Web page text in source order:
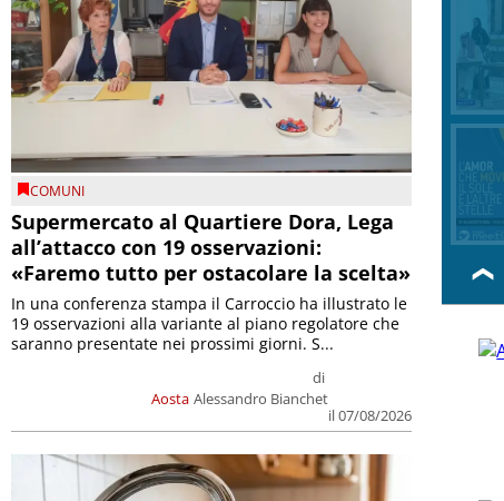
COMUNI
Supermercato al Quartiere Dora, Lega
all’attacco con 19 osservazioni:
«Faremo tutto per ostacolare la scelta»
Aosta
di
Alessandro Bianchet
il 07/08/2026
In una conferenza stampa il Carroccio ha illustrato le
19 osservazioni alla variante al piano regolatore che
saranno presentate nei prossimi giorni. S...
❮